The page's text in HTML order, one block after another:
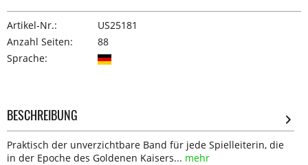
Artikel-Nr.:
US25181
Anzahl Seiten:
88
Sprache:
BESCHREIBUNG
Praktisch der unverzichtbare Band für jede Spielleiterin, die
in der Epoche des Goldenen Kaisers... mehr